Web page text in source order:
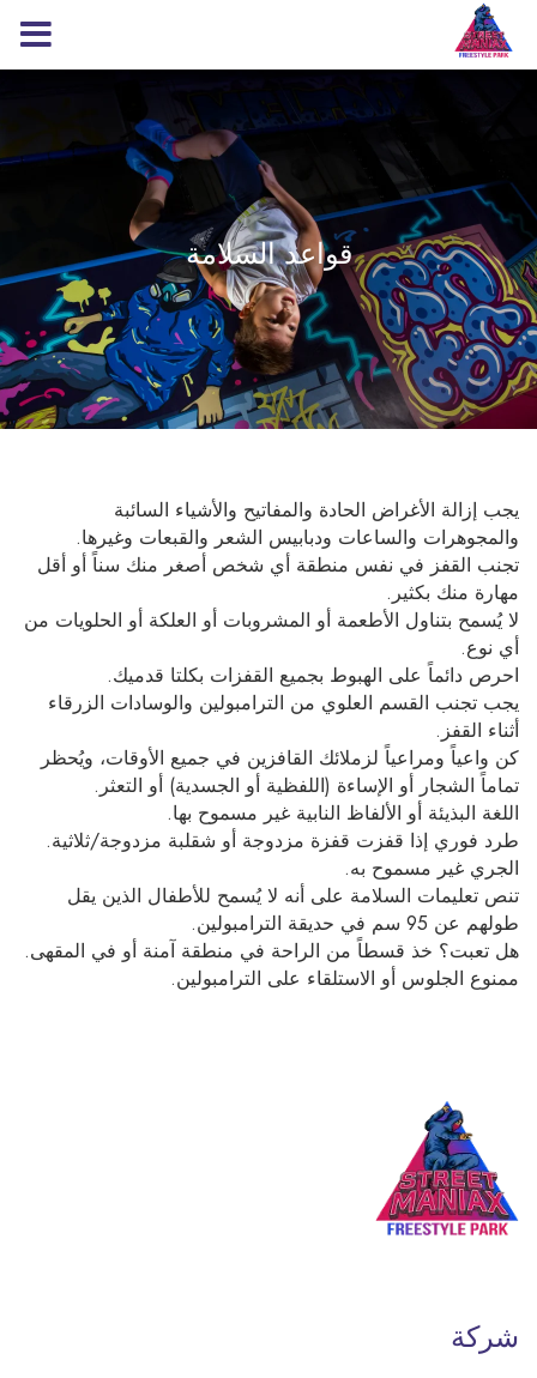
قواعد السلامة
يجب إزالة الأغراض الحادة والمفاتيح والأشياء السائبة
والمجوهرات والساعات ودبابيس الشعر والقبعات وغيرها.
تجنب القفز في نفس منطقة أي شخص أصغر منك سناً أو أقل
مهارة منك بكثير.
لا يُسمح بتناول الأطعمة أو المشروبات أو العلكة أو الحلويات من
أي نوع.
احرص دائماً على الهبوط بجميع القفزات بكلتا قدميك.
يجب تجنب القسم العلوي من الترامبولين والوسادات الزرقاء
أثناء القفز.
كن واعياً ومراعياً لزملائك القافزين في جميع الأوقات، ويُحظر
تماماً الشجار أو الإساءة (اللفظية أو الجسدية) أو التعثر.
اللغة البذيئة أو الألفاظ النابية غير مسموح بها.
طرد فوري إذا قفزت قفزة مزدوجة أو شقلبة مزدوجة/ثلاثية.
الجري غير مسموح به.
تنص تعليمات السلامة على أنه لا يُسمح للأطفال الذين يقل
طولهم عن 95 سم في حديقة الترامبولين.
هل تعبت؟ خذ قسطاً من الراحة في منطقة آمنة أو في المقهى.
ممنوع الجلوس أو الاستلقاء على الترامبولين.
شركة